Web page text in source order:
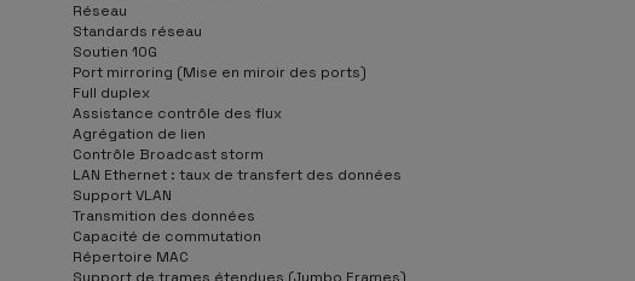
Réseau
Standards réseau
Soutien 10G
Port mirroring (Mise en miroir des ports)
Full duplex
Assistance contrôle des flux
Agrégation de lien
Contrôle Broadcast storm
LAN Ethernet : taux de transfert des données
Support VLAN
Transmition des données
Capacité de commutation
Répertoire MAC
Support de trames étendues (Jumbo Frames)